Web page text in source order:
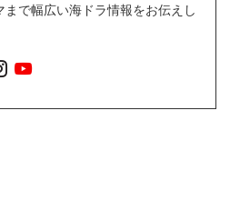
まで幅広い海ドラ情報をお伝えし